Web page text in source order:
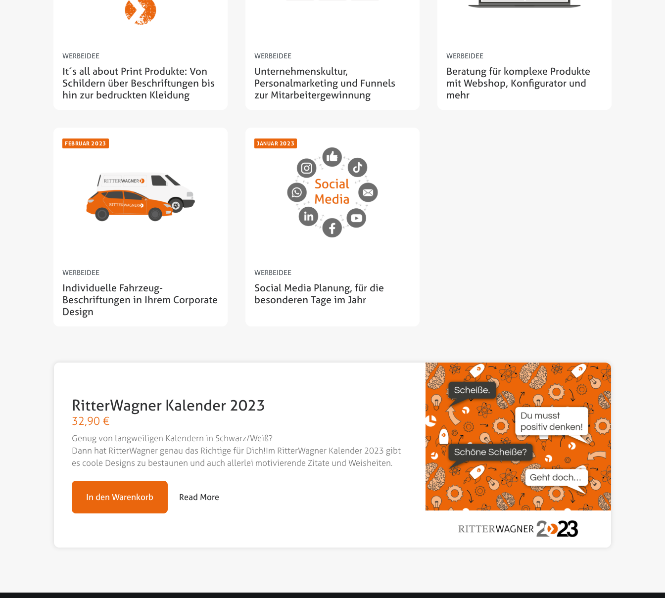
WERBEIDEE
It´s all about Print Produkte: Von
Schildern über Beschriftungen bis
hin zur bedruckten Kleidung
WERBEIDEE
Unternehmenskultur,
Personalmarketing und Funnels
zur Mitarbeitergewinnung
WERBEIDEE
Beratung für komplexe Produkte
mit Webshop, Konfigurator und
mehr
FEBRUAR 2023
WERBEIDEE
Individuelle Fahrzeug-
Beschriftungen in Ihrem Corporate
Design
JANUAR 2023
WERBEIDEE
Social Media Planung, für die
besonderen Tage im Jahr
RitterWagner Kalender 2023
32,90 €
Genug von langweiligen Kalendern in Schwarz/Weiß?
Dann hat RitterWagner genau das Richtige für Dich!Im RitterWagner Kalender 2023 gibt
es coole Designs zu bestaunen und auch allerlei motivierende Zitate und Weisheiten.
In den Warenkorb Read More